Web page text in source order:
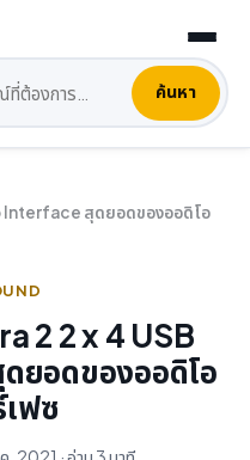
ค้นหา
Interface สุดยอดของออดิโอ
2 2 x 4 USB
ยอดของออดิโอ
ฟซ